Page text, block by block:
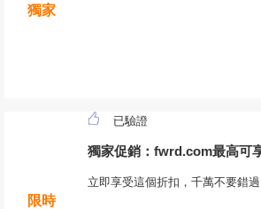
獨家
限時
已驗證
獨家促銷：fwrd.com最高可
立即享受這個折扣，千萬不要錯過